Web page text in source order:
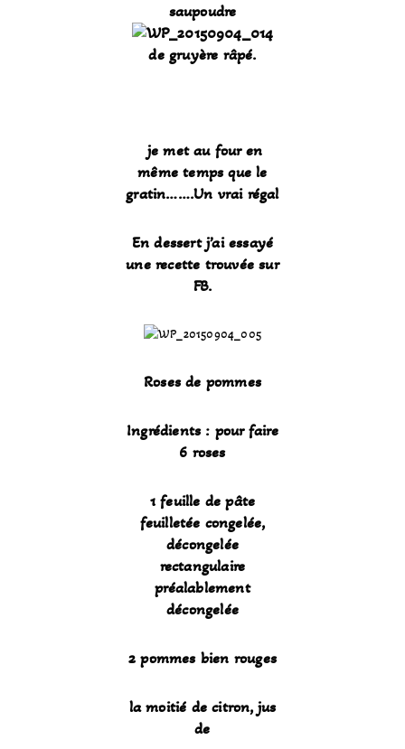
saupoudre
de gruyère râpé.
je met au four en
même temps que le
gratin…….Un vrai régal
En dessert j’ai essayé
une recette trouvée sur
FB.
Roses de pommes
Ingrédients : pour faire
6 roses
1 feuille de pâte
feuilletée congelée,
décongelée
rectangulaire
préalablement
décongelée
2 pommes bien rouges
la moitié de citron, jus
de